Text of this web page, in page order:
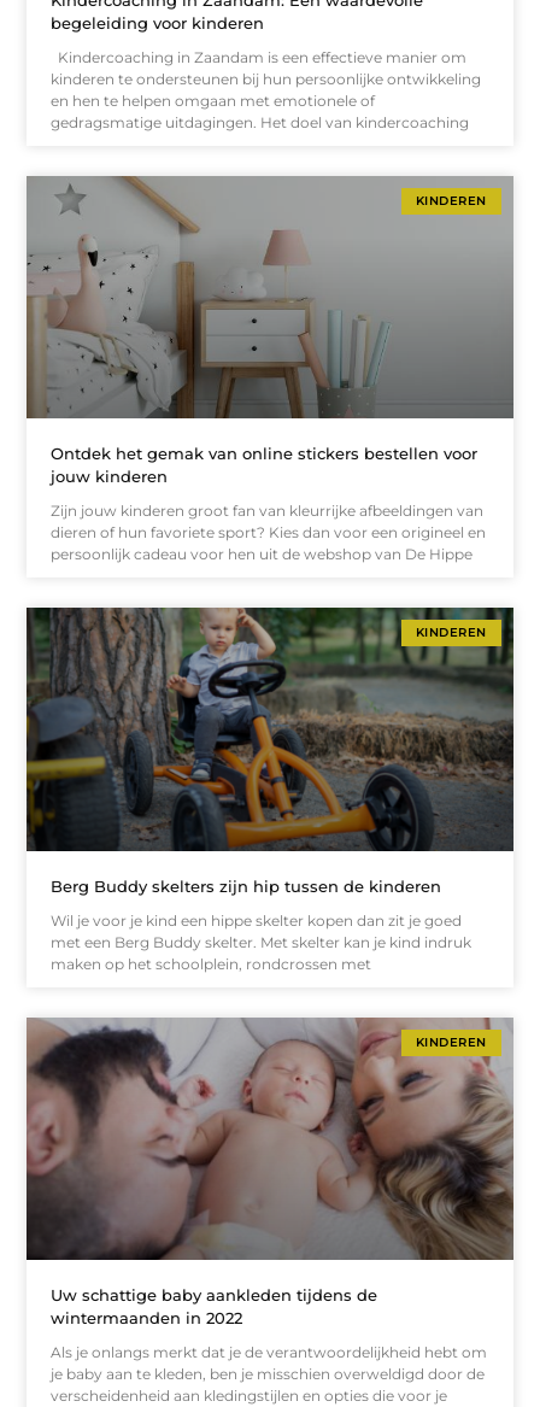
begeleiding voor kinderen
Kindercoaching in Zaandam is een effectieve manier om
kinderen te ondersteunen bij hun persoonlijke ontwikkeling
en hen te helpen omgaan met emotionele of
gedragsmatige uitdagingen. Het doel van kindercoaching
KINDEREN
Ontdek het gemak van online stickers bestellen voor
jouw kinderen
Zijn jouw kinderen groot fan van kleurrijke afbeeldingen van
dieren of hun favoriete sport? Kies dan voor een origineel en
persoonlijk cadeau voor hen uit de webshop van De Hippe
KINDEREN
Berg Buddy skelters zijn hip tussen de kinderen
Wil je voor je kind een hippe skelter kopen dan zit je goed
met een Berg Buddy skelter. Met skelter kan je kind indruk
maken op het schoolplein, rondcrossen met
KINDEREN
Uw schattige baby aankleden tijdens de
wintermaanden in 2022
Als je onlangs merkt dat je de verantwoordelijkheid hebt om
je baby aan te kleden, ben je misschien overweldigd door de
verscheidenheid aan kledingstijlen en opties die voor je